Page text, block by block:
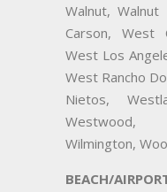
Walnut,
Carson, West
West Los
West Rancho
Nietos,
Westwood,
Wilmington,
BEACH/